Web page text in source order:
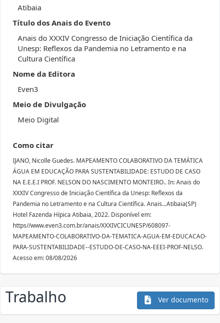
Atibaia
Título dos Anais do Evento
Anais do XXXIV Congresso de Iniciação Científica da
Unesp: Reflexos da Pandemia no Letramento e na
Cultura Científica
Nome da Editora
Even3
Meio de Divulgação
Meio Digital
Como citar
IJANO, Nicolle Guedes. MAPEAMENTO COLABORATIVO DA TEMÁTICA
ÁGUA EM EDUCAÇÃO PARA SUSTENTABILIDADE: ESTUDO DE CASO
NA E.E.E.I PROF. NELSON DO NASCIMENTO MONTEIRO.. In: Anais do
XXXIV Congresso de Iniciação Científica da Unesp: Reflexos da
Pandemia no Letramento e na Cultura Científica. Anais...Atibaia(SP)
Hotel Fazenda Hípica Atibaia, 2022. Disponível em:
https//www.even3.com.br/anais/XXXIVCICUNESP/608097-
MAPEAMENTO-COLABORATIVO-DA-TEMATICA-AGUA-EM-EDUCACAO-
PARA-SUSTENTABILIDADE--ESTUDO-DE-CASO-NA-EEEI-PROF-NELSO.
Acesso em: 08/08/2026
Trabalho Ver documento